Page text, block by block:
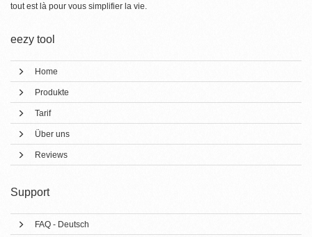
tout est là pour vous simplifier la vie.
eezy tool
Home
Produkte
Tarif
Über uns
Reviews
Support
FAQ - Deutsch